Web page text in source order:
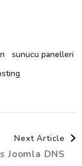
sunucu panelleri
Next Article
Joomla DNS